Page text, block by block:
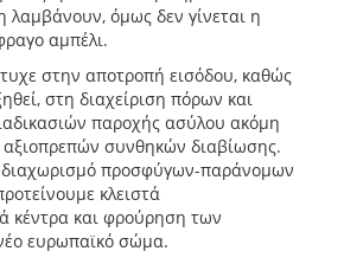
λαμβάνουν, όμως δεν γίνεται η
αμπέλι.
στην αποτροπή εισόδου, καθώς
στη διαχείριση πόρων και
παροχής ασύλου ακόμη
συνθηκών διαβίωσης.
διαχωρισμό προσφύγων-παράνομων
κλειστά
κέντρα και φρούρηση των
ευρωπαϊκό σώμα.